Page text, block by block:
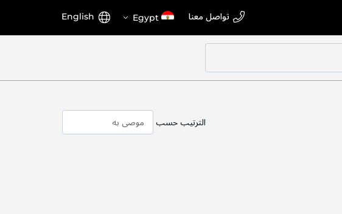
تواصل معنا اختر Egypt اللغة English
الترتيب حسب